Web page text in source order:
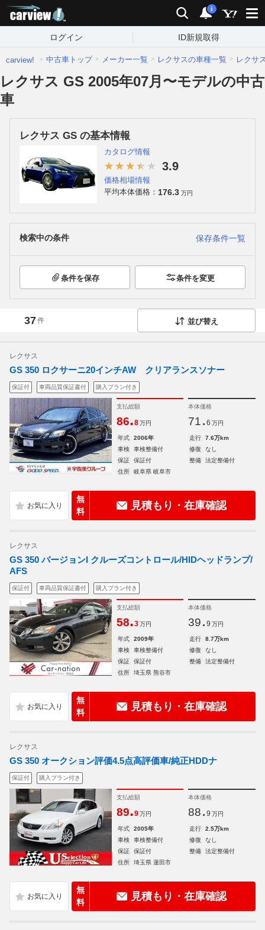
検索 通知
i
ログイン ID新規取得
carview! 中古車トップ メーカー一覧 レクサスの車種一覧 レクサ
レクサス GS 2005年07月〜モデルの中古
車
レクサス GS の基本情報
カタログ情報
3.9
価格相場情報
平均本体価格： 176.3 万円
検索中の条件 保存条件一覧
条件を保存 条件を変更
37件 並び替え
レクサス
GS 350 ロクサーニ20インチAW クリアランスソナー
保証付 車両品質保証書付 購入プラン付き
支払総額
86.8 万円
本体価格
71. 6 万円
年式 2006年 走行
7.6万km
車検
車検整備付 修復
なし
保証
保証付 整備
法定整備付
住所
岐阜県 岐阜市
無
料
見積もり・在庫確認
レクサス
GS 350 バージョンI クルーズコントロール/HIDヘッドランプ/
AFS
保証付 車両品質保証書付 購入プラン付き
支払総額
58.3 万円
本体価格
39. 9 万円
年式 2009年 走行
8.7万km
車検
車検整備付 修復
なし
保証
保証付 整備
法定整備付
住所
埼玉県 熊谷市
無
料
見積もり・在庫確認
レクサス
GS 350 オークション評価4.5点高評価車/純正HDDナ
保証付 購入プラン付き
支払総額
89.9 万円
本体価格
88. 9 万円
年式 2005年 走行
2.5万km
車検
車検整備付 修復
なし
保証
保証付 整備
法定整備付
住所
埼玉県 蓮田市
無
料
見積もり・在庫確認